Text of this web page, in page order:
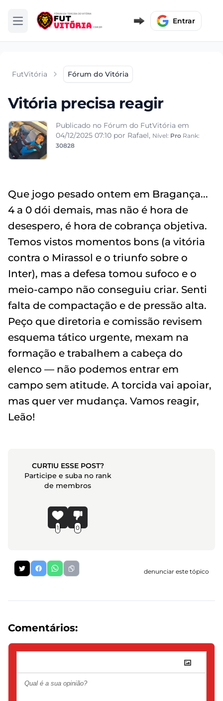
Abrir menu Entrar
FutVitória Fórum do Vitória
Vitória precisa reagir
Publicado no Fórum do FutVitória em
04/12/2025 07:10 por Rafael, Nível: Pro Rank:
30828
Que jogo pesado ontem em Bragança...
4 a 0 dói demais, mas não é hora de
desespero, é hora de cobrança objetiva.
Temos vistos momentos bons (a vitória
contra o Mirassol e o triunfo sobre o
Inter), mas a defesa tomou sufoco e o
meio-campo não conseguiu criar. Senti
falta de compactação e de pressão alta.
Peço que diretoria e comissão revisem
esquema tático urgente, mexam na
formação e trabalhem a cabeça do
elenco — não podemos entrar em
campo sem atitude. A torcida vai apoiar,
mas quer ver mudança. Vamos reagir,
Leão!
CURTIU ESSE POST?
Participe e suba no rank
de membros
1 0
denunciar este tópico
Comentários: